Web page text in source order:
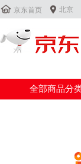
 京东首页  北京
全部商品分